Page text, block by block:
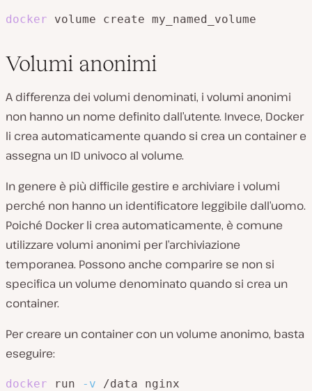
docker volume create my_named_volume
Volumi anonimi
A differenza dei volumi denominati, i volumi anonimi
non hanno un nome definito dall’utente. Invece, Docker
li crea automaticamente quando si crea un container e
assegna un ID univoco al volume.
In genere è più difficile gestire e archiviare i volumi
perché non hanno un identificatore leggibile dall’uomo.
Poiché Docker li crea automaticamente, è comune
utilizzare volumi anonimi per l’archiviazione
temporanea. Possono anche comparire se non si
specifica un volume denominato quando si crea un
container.
Per creare un container con un volume anonimo, basta
eseguire:
docker run -v /data nginx